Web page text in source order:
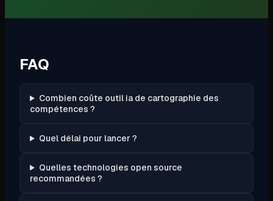
FAQ
Combien coûte outil ia de cartographie des
compétences ?
Quel délai pour lancer ?
Quelles technologies open source
recommandées ?